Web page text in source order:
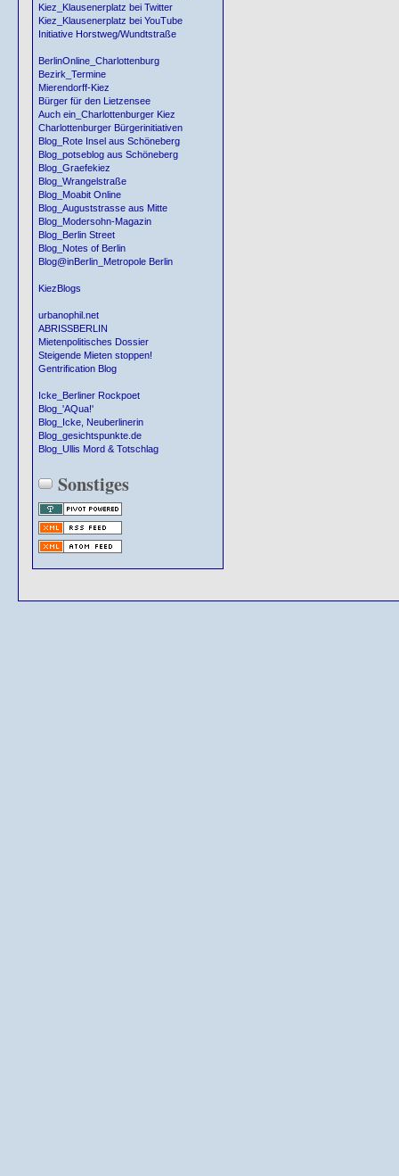
Kiez_Klausenerplatz bei Twitter
Kiez_Klausenerplatz bei YouTube
Initiative Horstweg/Wundtstraße
BerlinOnline_Charlottenburg
Bezirk_Termine
Mierendorff-Kiez
Bürger für den Lietzensee
Auch ein_Charlottenburger Kiez
Charlottenburger Bürgerinitiativen
Blog_Rote Insel aus Schöneberg
Blog_potseblog aus Schöneberg
Blog_Graefekiez
Blog_Wrangelstraße
Blog_Moabit Online
Blog_Auguststrasse aus Mitte
Blog_Modersohn-Magazin
Blog_Berlin Street
Blog_Notes of Berlin
Blog@inBerlin_Metropole Berlin
KiezBlogs
urbanophil.net
ABRISSBERLIN
Mietenpolitisches Dossier
Steigende Mieten stoppen!
Gentrification Blog
Icke_Berliner Rockpoet
Blog_'AQua!'
Blog_Icke, Neuberlinerin
Blog_gesichtspunkte.de
Blog_Ullis Mord & Totschlag
Sonstiges